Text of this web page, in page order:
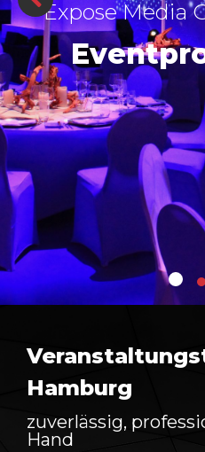
Ihr
in
Hamburg
zuverlässig,
Hand​